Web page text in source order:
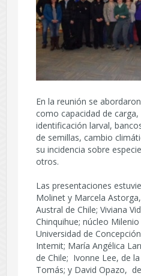
En la reunión se
como capacidad de
identificación larval,
de semillas, cambio
su incidencia sobre
otros.
Las presentaciones
Molinet y Marcela
Austral de Chile; Viviana
Chinquihue; núcleo
Universidad de
Intemit; María Angélica
de Chile; Ivonne Lee, de
Tomás; y David Opazo,